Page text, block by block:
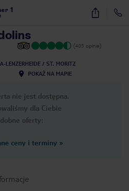
1 26
(403 opinie)
LENZERHEIDE
ST. MORITZ
POKAŻ NA MAPIE
nie jest dostępna.
dla Ciebie
oferty:
ceny i terminy »